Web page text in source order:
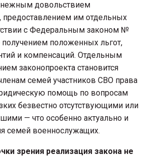
довольствием
им отдельных
с Федеральным законом №
положенных льгот,
и компенсаций. Отдельным
законопроекта становится
семей участников СВО права
помощь по вопросам
безвестно отсутствующими или
— что особенно актуально и
семей военнослужащих.
зрения реализация закона не